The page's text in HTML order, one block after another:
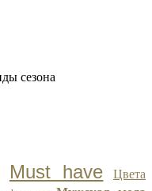
сезона
Must have Цвета